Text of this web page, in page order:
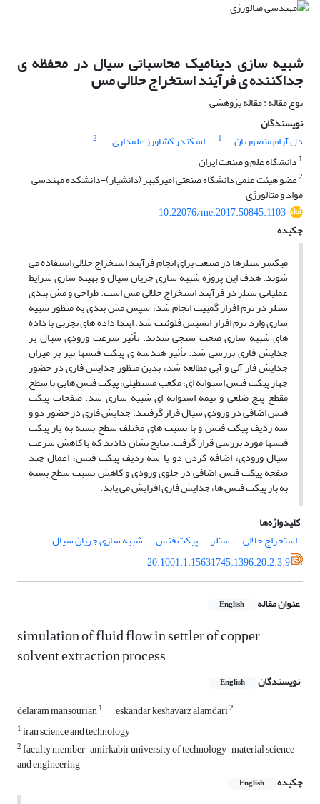
شبیه سازی دینامیک محاسباتی سیال در محفظه ی
جداکننده ی فرآیند استخراج حلالی مس
نوع مقاله : مقاله پژوهشی
نویسندگان
دل آرام منصوریان
1 اسکندر کشاورز علمداری
2
1 دانشگاه علم و صنعت ایران
2عضو هیئت علمی دانشگاه صنعتی امیرکبیر (دانشیار)-دانشکده مهندسی
مواد و متالورژی
10.22076/me.2017.50845.1103
چکیده
میکسر ستلرها در صنعت برای انجام فرآیند استخراج حلالی استفاده می
شوند. هدف این پروژه شبیه سازی جریان سیال و بهینه سازی شرایط
عملیاتی ستلر در فرآیند استخراج حلالی مس است. طراحی و مش بندی
ستلر در نرم افزار گمبیت انجام شد، سپس مش بندی به منظور شبیه
سازی وارد نرم افزار انسیس فلوئنت شد. ابتدا داده های تجربی با داده
های شبیه سازی صحت سنجی شدند. تأثیر سرعت ورودی سیال بر
جدایش فازی بررسی شد. تأثیر هندسه ی پیکت فنسها نیز بر میزان
جدایش فاز آلی و آبی مطالعه شد، بدین منظور جدایش فازی در حضور
چهار پیکت فنس استوانه ای، مکعب مستطیلی، پیکت فنس هایی با سطح
مقطع پنج ضلعی و نیمه استوانه ای شبیه سازی شد. صفحات پیکت
فنس اضافی در ورودی سیال قرار گرفتند. جدایش فازی در حضور دو و
سه ردیف پیکت فنس و با نسبت های مختلف سطح بسته به باز پیکت
فنسها مورد بررسی قرار گرفت. نتایج نشان دادند که با کاهش سرعت
سیال ورودی، اضافه کردن دو یا سه ردیف پیکت فنس، اعمال چند
صفحه پیکت فنس اضافی در جلوی ورودی و کاهش نسبت سطح بسته
به باز پیکت فنس ها، جدایش فازی افزایش می یابد.
کلیدواژه‌ها
استخراج حلالی
ستلر پیکت فنس
شبیه سازی جریان سیال
20.1001.1.15631745.1396.20.2.3.9
عنوان مقاله English
simulation of fluid flow in settler of copper
solvent extraction process
نویسندگان English
delaram mansourian1 eskandar keshavarz alamdari2
1iran science and technology
2faculty member-amirkabir university of technology-material science
and engineering
چکیده
English